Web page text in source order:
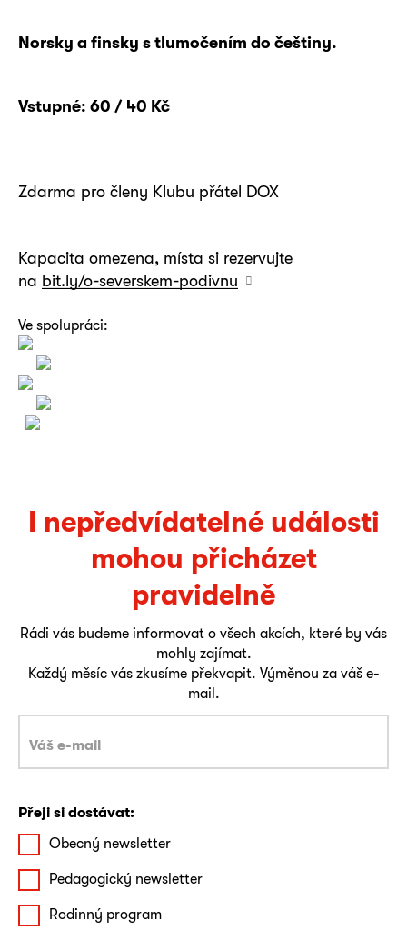
Norsky a finsky s tlumočením do češtiny.
Vstupné: 60 / 40 Kč
Zdarma pro členy Klubu přátel DOX
Kapacita omezena, místa si rezervujte
na bit.ly/o-severskem-podivnu
Ve spolupráci:
I nepředvídatelné události
mohou přicházet
pravidelně
Rádi vás budeme informovat o všech akcích, které by vás
mohly zajímat.
Každý měsíc vás zkusíme překvapit. Výměnou za váš e-
mail.
Přeji si dostávat:
Obecný newsletter
Pedagogický newsletter
Rodinný program